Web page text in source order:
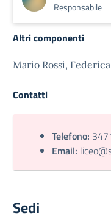
Responsabile
Altri componenti
Mario Rossi,
Contatti
Telefono:
Email:
Sedi